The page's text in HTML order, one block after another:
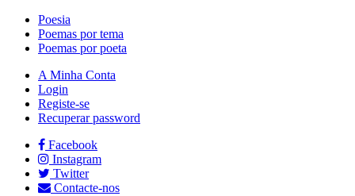
Poesia
Poemas por tema
Poemas por poeta
A Minha Conta
Login
Registe-se
Recuperar password
Facebook
Instagram
Twitter
Contacte-nos